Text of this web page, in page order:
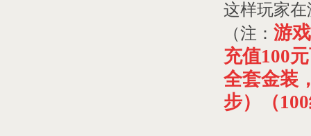
这样玩家
（注： 游
充值100
全套金装
步）（